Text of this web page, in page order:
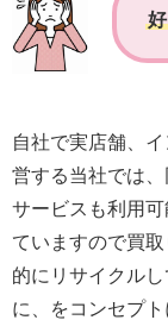
自社で実店舗、
営する当社では
サービスも利用
ていますので買
的にリサイクル
に、をコンセプ